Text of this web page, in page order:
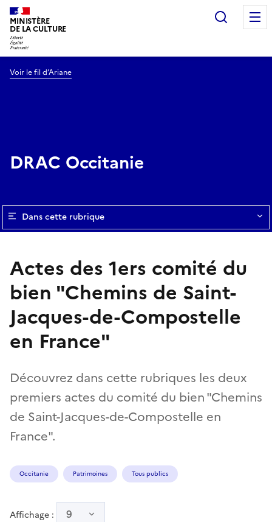
MINISTÈRE
DE LA CULTURE
Voir le fil d’Ariane
DRAC Occitanie
Dans cette rubrique
Actes des 1ers comité du
bien "Chemins de Saint-
Jacques-de-Compostelle
en France"
Découvrez dans cette rubriques les deux
premiers actes du comité du bien "Chemins
de Saint-Jacques-de-Compostelle en
France".
Occitanie Patrimoines Tous publics
Affichage : 9